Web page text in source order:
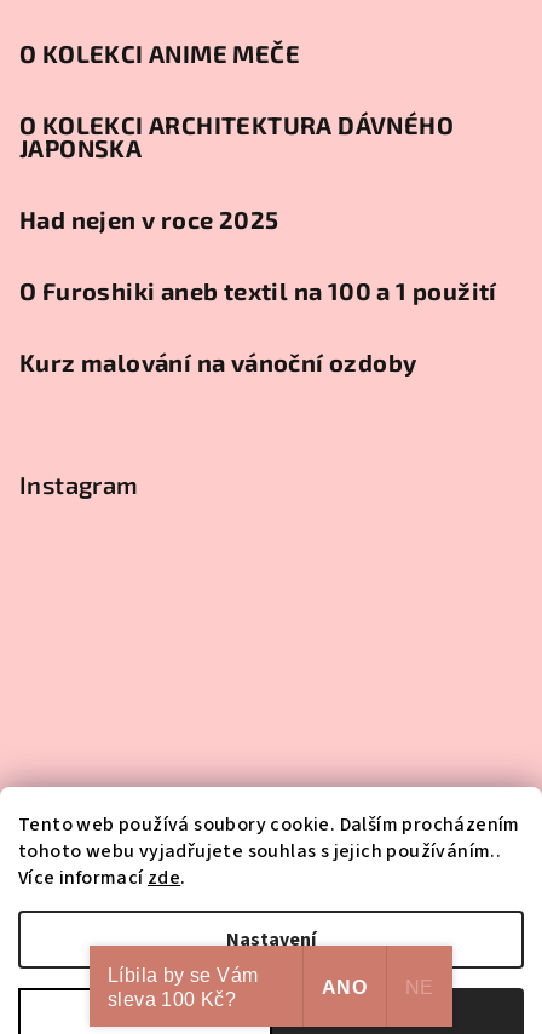
Tento web používá soubory cookie. Dalším procházením
tohoto webu vyjadřujete souhlas s jejich používáním..
Více informacízde.
Nastavení
O KOLEKCI ANIME MEČE
O KOLEKCI ARCHITEKTURA DÁVNÉHO
JAPONSKA
Had nejen v roce 2025
O Furoshiki aneb textil na 100 a 1 použití
Kurz malování na vánoční ozdoby
Instagram
Copyright 2026HA-NA-MI. Všechna práva vyhrazena.Upravit
nastavení cookies
Líbila by se Vám
sleva 100 Kč?
ANO NE